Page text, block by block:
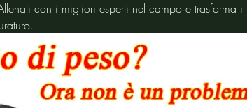
con i migliori esperti nel campo e trasforma